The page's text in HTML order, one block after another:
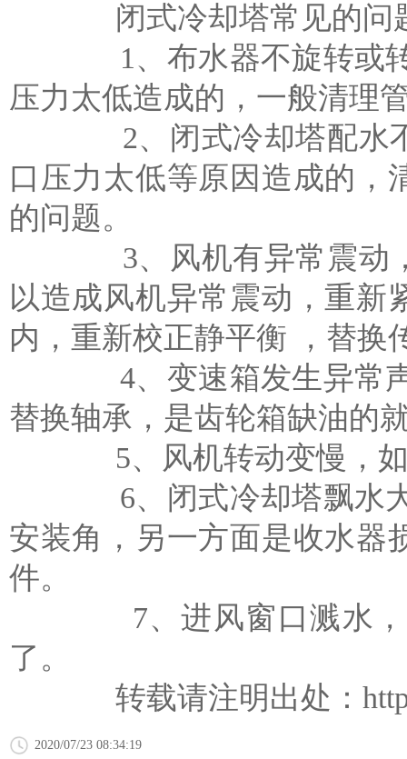
闭式冷却塔常见的问
1、布水器不旋转或转动
压力太低造成的，一般清理
2、闭式冷却塔配水不均
口压力太低等原因造成的，
的问题。
3、风机有异常震动，安
以造成风机异常震动，重新
内，重新校正静平衡 ，替换
4、变速箱发生异常声音
替换轴承，是齿轮箱缺油的
5、风机转动变慢，如
6、闭式冷却塔飘水大，
安装角，另一方面是收水器
件。
7、进风窗口溅水，一
了。
转载请注明出处：
2020/07/23 08:34:19